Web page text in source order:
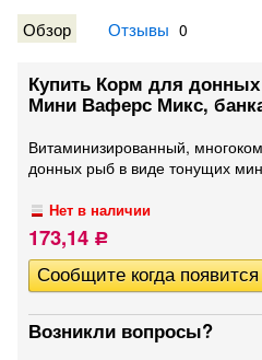
Обзор Отзывы 0
Купить Корм для
Мини Ваферс Микс,
Витаминизированный,
донных рыб в виде тонущих
Нет в наличии
173,14 Р
Возникли вопросы?